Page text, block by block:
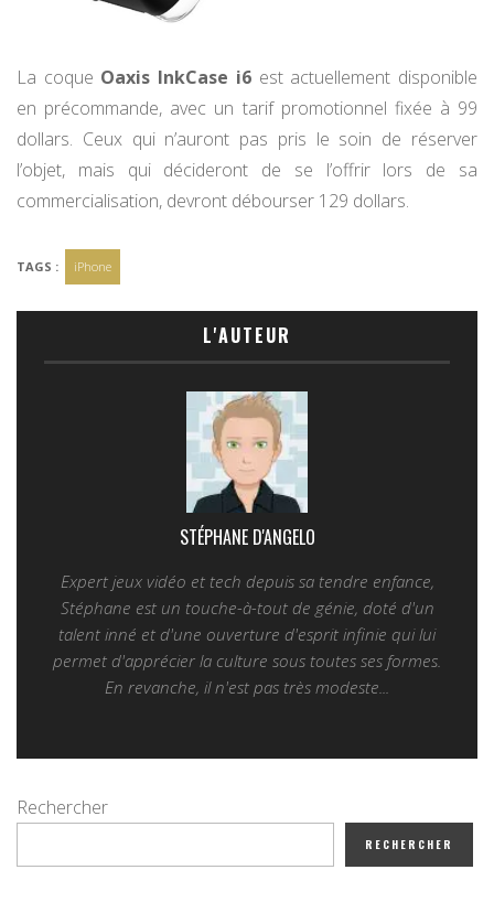
La coque Oaxis InkCase i6est actuellement disponible
en précommande, avec un tarif promotionnel fixée à 99
dollars. Ceux qui n’auront pas pris le soin de réserver
l’objet, mais qui décideront de se l’offrir lors de sa
commercialisation, devront débourser 129 dollars.
TAGS : iPhone
L'AUTEUR
STÉPHANE D'ANGELO
Expert jeux vidéo et tech depuis sa tendre enfance,
Stéphane est un touche-à-tout de génie, doté d'un
talent inné et d'une ouverture d'esprit infinie qui lui
permet d'apprécier la culture sous toutes ses formes.
En revanche, il n'est pas très modeste...
Rechercher
RECHERCHER